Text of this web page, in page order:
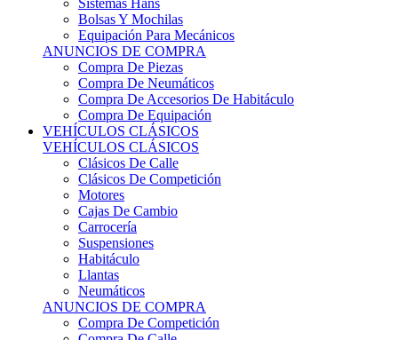
Equipación Para Mecánicos
ANUNCIOS DE COMPRA
Compra De Piezas
Compra De Neumáticos
Compra De Accesorios De Habitáculo
Compra De Equipación
VEHÍCULOS CLÁSICOS
VEHÍCULOS CLÁSICOS
Clásicos De Calle
Clásicos De Competición
Motores
Cajas De Cambio
Carrocería
Suspensiones
Habitáculo
Llantas
Neumáticos
ANUNCIOS DE COMPRA
Compra De Competición
Compra De Calle
Compra De Piezas